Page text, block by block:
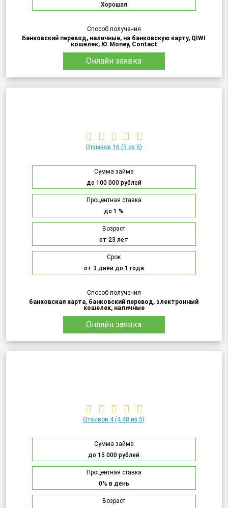
Хорошая
Способ получения
Банковский перевод, наличные, на банковскую карту, QIWI
кошелек, Ю.Money, Contact
Онлайн заявка
Отзывов 16 (5 из 5)
Сумма займа
до 100 000 рублей
Процентная ставка
до 1 %
Возраст
от 23 лет
Срок
от 3 дней до 1 года
Способ получения
банковская карта, банковский перевод, электронный
кошелек, наличные
Онлайн заявка
Отзывов 4(4.48 из 5)
Сумма займа
до 15 000 рублей
Процентная ставка
0% в день
Возраст